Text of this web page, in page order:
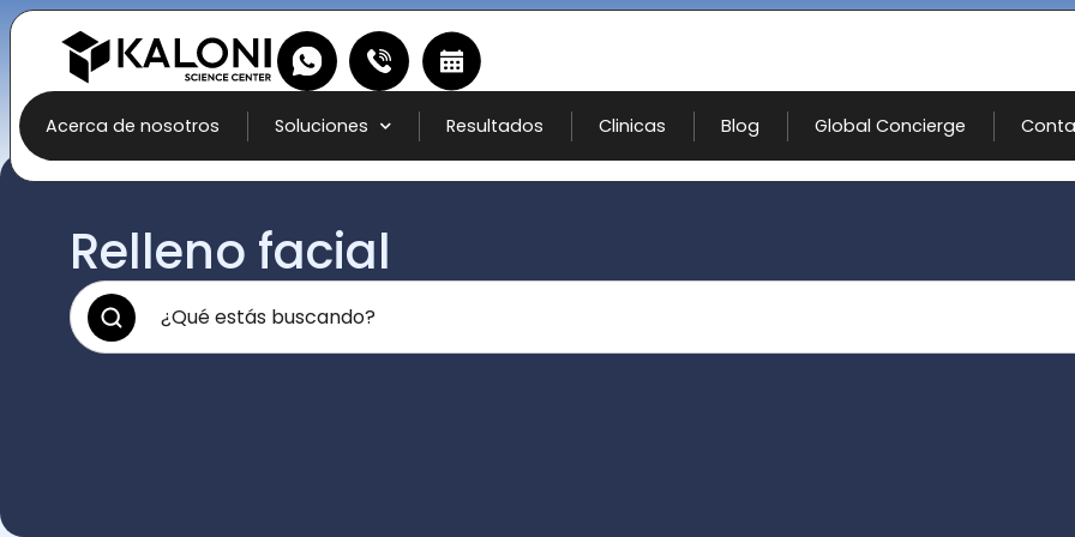
Acerca de nosotros Soluciones Resultados Clinicas Blog Global Concierge
Relleno facial